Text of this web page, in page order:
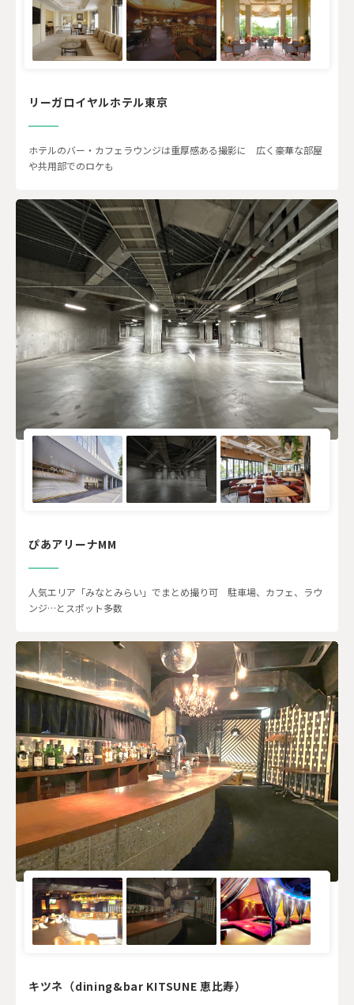
リーガロイヤルホテル東京
ホテルのバー・カフェラウンジは重厚感ある撮影に 広く豪華な部屋
や共用部でのロケも
ぴあアリーナMM
人気エリア「みなとみらい」でまとめ撮り可 駐車場、カフェ、ラウ
ンジ…とスポット多数
キツネ（dining&bar KITSUNE 恵比寿）